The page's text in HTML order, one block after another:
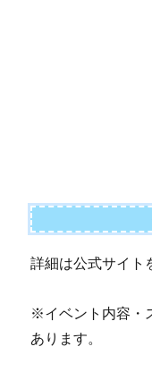
詳細は公式サイト
※イベント内容・
あります。